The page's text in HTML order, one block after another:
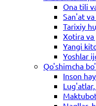
Ona tili
San'at
Tarixiy
Xotira
Yangi
Yoshlar
Qo'shimcha
Inson